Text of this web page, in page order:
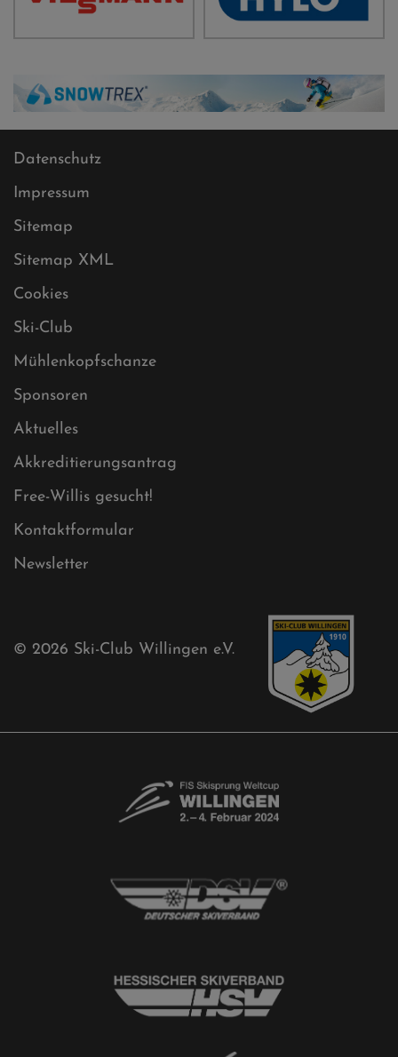
Datenschutz
Impressum
Sitemap
Sitemap XML
Cookies
Ski-Club
Mühlenkopfschanze
Sponsoren
Aktuelles
Akkreditierungsantrag
Free-Willis gesucht!
Kontaktformular
Newsletter
© 2026 Ski-Club Willingen e.V.